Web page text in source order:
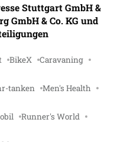
Stuttgart GmbH &
GmbH & Co. KG und
BikeX Caravaning
tanken Men's Health
Runner's World